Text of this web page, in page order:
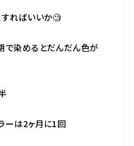
すればいいか🧐
で染めるとだんだん色が
ーは2ヶ月に1回